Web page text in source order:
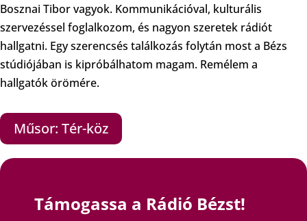
Bosznai Tibor vagyok. Kommunikációval, kulturális
szervezéssel foglalkozom, és nagyon szeretek rádiót
hallgatni. Egy szerencsés találkozás folytán most a Bézs
stúdiójában is kipróbálhatom magam. Remélem a
hallgatók örömére.
Műsor: Tér-köz
Támogassa a Rádió Bézst!